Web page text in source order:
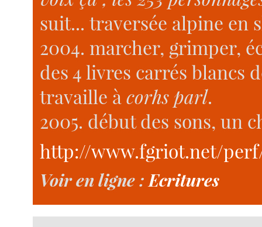
suit... traversée alpine en
2004. marcher, grimper,
des 4 livres carrés blancs
travaille àcorhs parl.
2005. début des sons, un
http://www.fgriot.net/
Voir en ligne : Ecritures